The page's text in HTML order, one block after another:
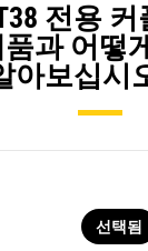
전용
과 어떻
아보십시
선택됨